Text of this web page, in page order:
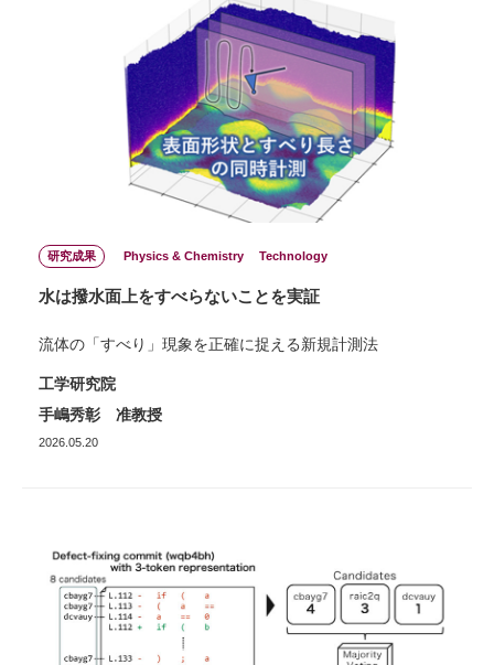
研究成果 Physics & Chemistry Technology
水は撥水面上をすべらないことを実証
流体の「すべり」現象を正確に捉える新規計測法
工学研究院
手嶋秀彰 准教授
2026.05.20